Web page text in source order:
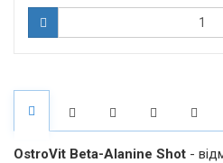
OstroVit Beta-Alanine Shot -